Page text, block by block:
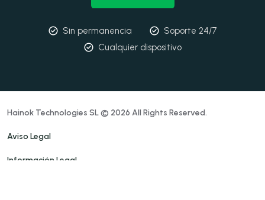
Sin permanencia
Soporte 24/7
Cualquier dispositivo
Hainok Technologies SL © 2026 All Rights Reserved.
Aviso Legal
Información Legal